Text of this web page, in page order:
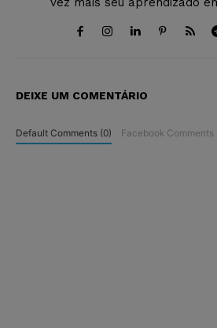
DEIXE UM COMENTÁRIO
Default Comments (0) Facebook Comments